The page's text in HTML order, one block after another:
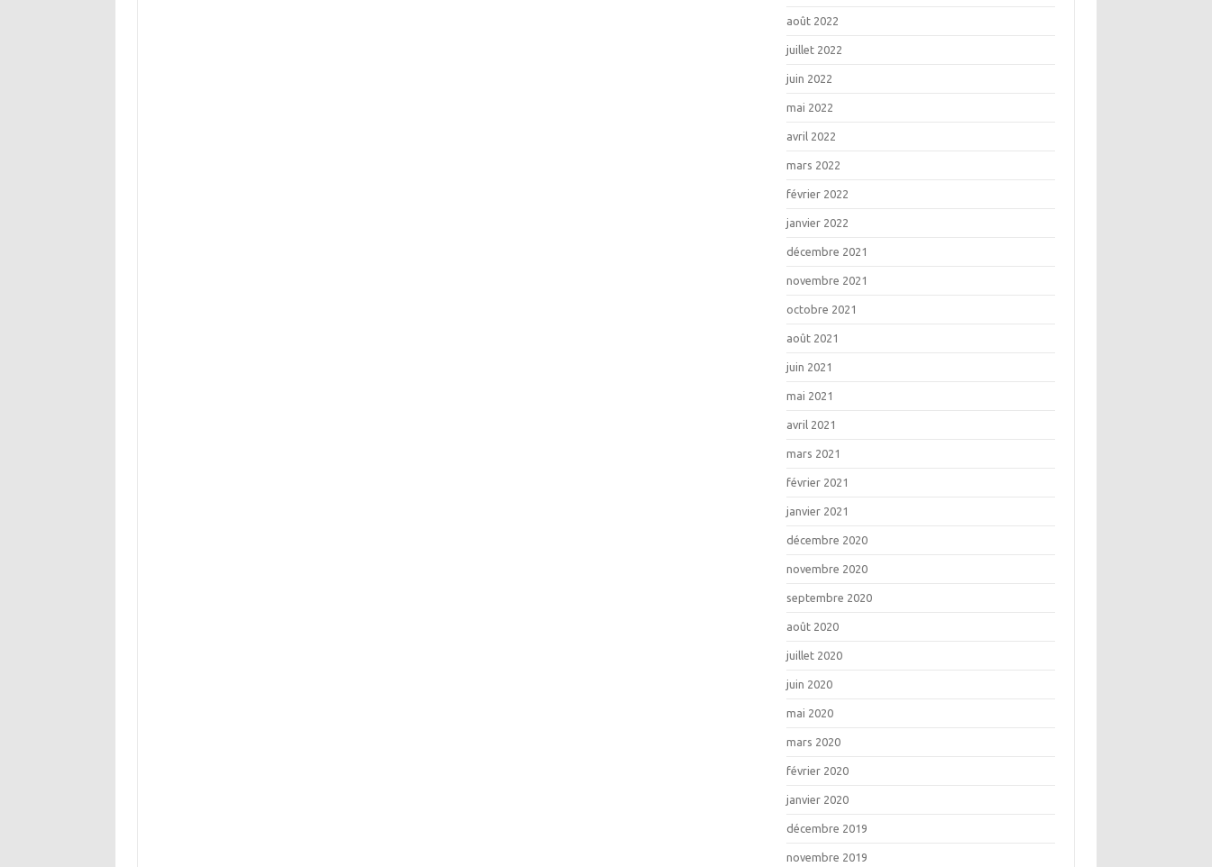
août 2022
juillet 2022
juin 2022
mai 2022
avril 2022
mars 2022
février 2022
janvier 2022
décembre 2021
novembre 2021
octobre 2021
août 2021
juin 2021
mai 2021
avril 2021
mars 2021
février 2021
janvier 2021
décembre 2020
novembre 2020
septembre 2020
août 2020
juillet 2020
juin 2020
mai 2020
mars 2020
février 2020
janvier 2020
décembre 2019
novembre 2019